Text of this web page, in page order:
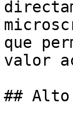
que
valor
## Alto